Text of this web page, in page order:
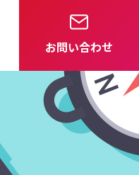
お問い合わせ